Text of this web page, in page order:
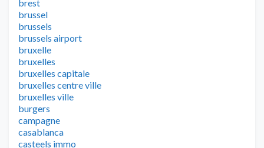
brest
brussel
brussels
brussels airport
bruxelle
bruxelles
bruxelles capitale
bruxelles centre ville
bruxelles ville
burgers
campagne
casablanca
casteels immo